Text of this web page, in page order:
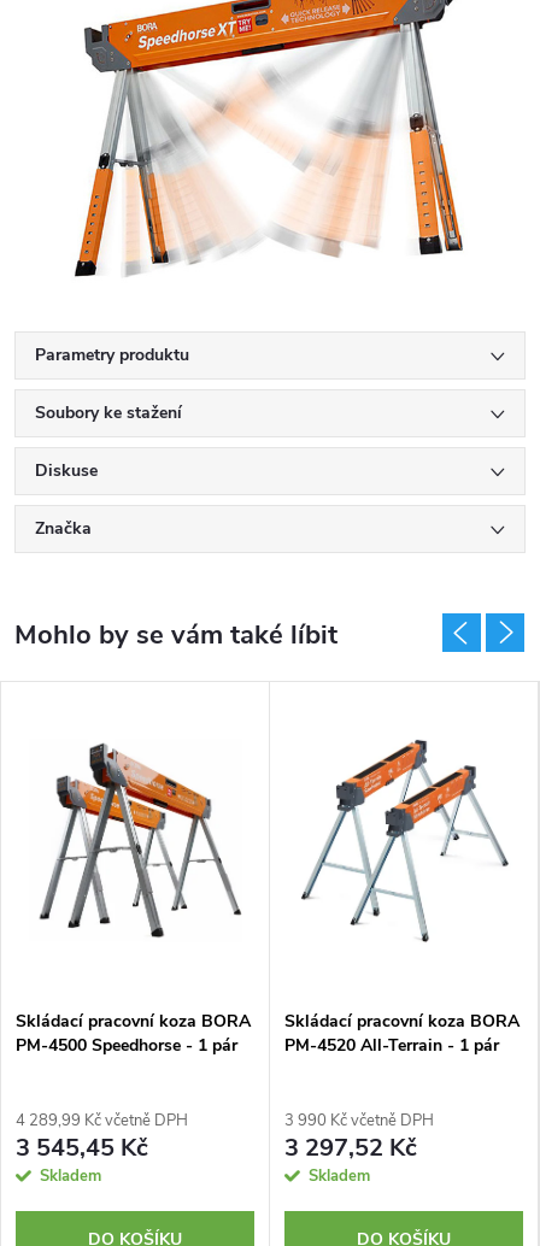
Parametry produktu
Soubory ke stažení
Diskuse
Značka
Skládací pracovní koza BORA
PM-4500 Speedhorse - 1 pár
4 289,99 Kč včetně DPH
3 545,45 Kč
Skladem
DO KOŠÍKU
Skládací pracovní koza BORA
PM-4520 All-Terrain - 1 pár
3 990 Kč včetně DPH
3 297,52 Kč
Skladem
DO KOŠÍKU